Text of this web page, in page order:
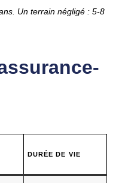
Un terrain négligé : 5-8
DURÉE DE VIE